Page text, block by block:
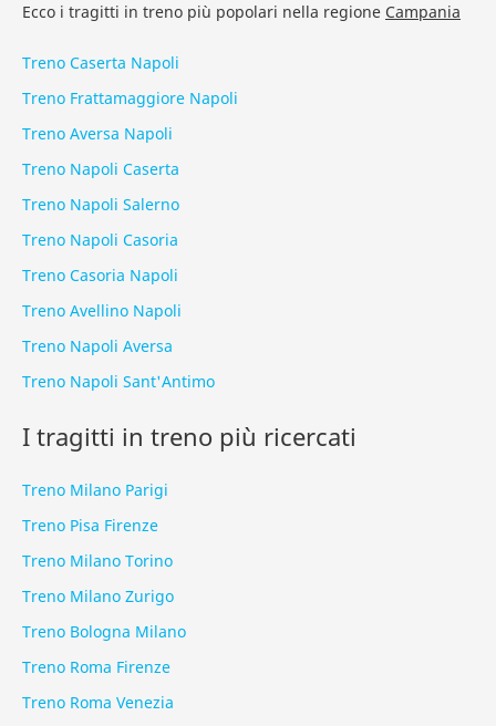
Ecco i tragitti in treno più popolari nella regione Campania
Treno Caserta Napoli
Treno Frattamaggiore Napoli
Treno Aversa Napoli
Treno Napoli Caserta
Treno Napoli Salerno
Treno Napoli Casoria
Treno Casoria Napoli
Treno Avellino Napoli
Treno Napoli Aversa
Treno Napoli Sant'Antimo
I tragitti in treno più ricercati
Treno Milano Parigi
Treno Pisa Firenze
Treno Milano Torino
Treno Milano Zurigo
Treno Bologna Milano
Treno Roma Firenze
Treno Roma Venezia